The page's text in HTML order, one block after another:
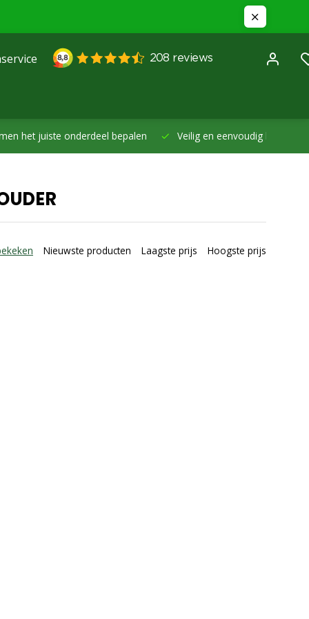
juiste onderdeel bepalen Veilig en eenvoudig betalen -
Nieuwste producten Laagste prijs Hoogste prijs